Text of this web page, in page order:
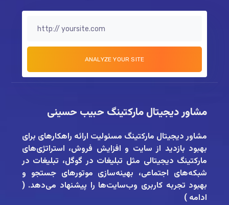
مشاور دیجیتال مارکتینگ حبیب حسینی
مشاور دیجیتال مارکتینگ مسئولیت ارائه راهکارهای برای
بهبود بازدید از سایت و افزایش فروش، استراتژی‌های
مارکتینگ دیجیتالی مثل تبلیغات در گوگل، تبلیغات در
شبکه‌های اجتماعی، بهینه‌سازی موتورهای جستجو و
بهبود تجربه کاربری وب‌سایت‌ها را پیشنهاد می‌دهد. (
ادامه )